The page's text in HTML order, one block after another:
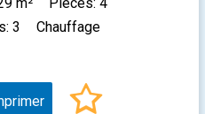
3
Chauffage